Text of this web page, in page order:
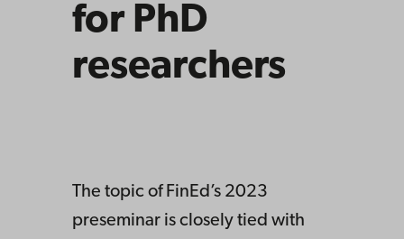
for PhD
researchers
The topic of FinEd’s 2023
preseminar is closely tied with